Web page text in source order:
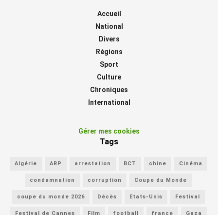
Accueil
National
Divers
Régions
Sport
Culture
Chroniques
International
Gérer mes cookies
Tags
Algérie ARP arrestation BCT chine Cinéma
condamnation corruption Coupe du Monde
coupe du monde 2026 Décès Etats-Unis Festival
Festival de Cannes Film football france Gaza